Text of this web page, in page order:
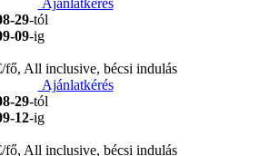
Ajánlatkérés
29-tól
09-ig
fő, All inclusive, bécsi indulás
Ajánlatkérés
29-tól
12-ig
fő, All inclusive, bécsi indulás